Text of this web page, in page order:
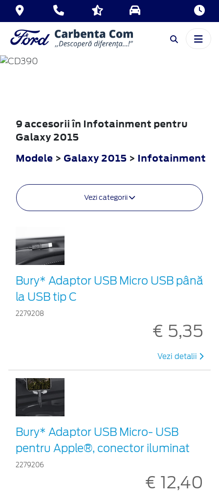
GALAXY
9 accesorii în Infotainment pentru
Galaxy 2015
Modele > Galaxy 2015 > Infotainment
Vezi categorii
Bury* Adaptor USB Micro USB până
la USB tip C
2279208
€ 5,35
Vezi detalii
Bury* Adaptor USB Micro- USB
pentru Apple®, conector iluminat
2279206
€ 12,40